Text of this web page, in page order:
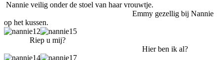
Nannie veilig onder de stoel van haar vrouwtje.
Emmy gezellig bij Nannie
op het kussen.
Riep u mij?
Hier ben ik al?